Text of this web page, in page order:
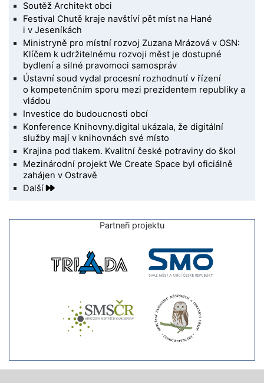
Soutěž Architekt obci
Festival Chutě kraje navštíví pět míst na Hané
i v Jeseníkách
Ministryně pro místní rozvoj Zuzana Mrázová v OSN:
Klíčem k udržitelnému rozvoji měst je dostupné
bydlení a silné pravomoci samospráv
Ústavní soud vydal procesní rozhodnutí v řízení
o kompetenčním sporu mezi prezidentem republiky a
vládou
Investice do budoucnosti obcí
Konference Knihovny.digital ukázala, že digitální
služby mají v knihovnách své místo
Krajina pod tlakem. Kvalitní české potraviny do škol
Mezinárodní projekt We Create Space byl oficiálně
zahájen v Ostravě
Další
Partneři projektu